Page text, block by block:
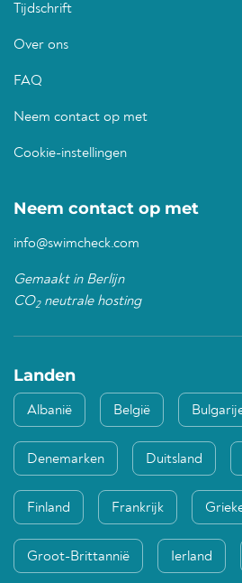
Tijdschrift
Over ons
FAQ
Neem contact op met
Cookie-instellingen
Neem contact op met
info@swimcheck.com
Gemaakt in Berlijn
CO2neutrale hosting
Landen
Albanië België
Denemarken Duitsland
Finland Frankrijk
Groot-Brittannië Ierland